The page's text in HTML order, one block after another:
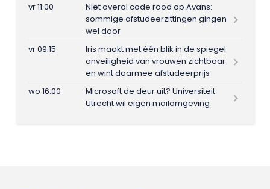
vr 11:00
Niet overal code rood op Avans:
sommige afstudeerzittingen gingen
wel door
vr 09:15
Iris maakt met één blik in de spiegel
onveiligheid van vrouwen zichtbaar
en wint daarmee afstudeerprijs
wo 16:00
Microsoft de deur uit? Universiteit
Utrecht wil eigen mailomgeving